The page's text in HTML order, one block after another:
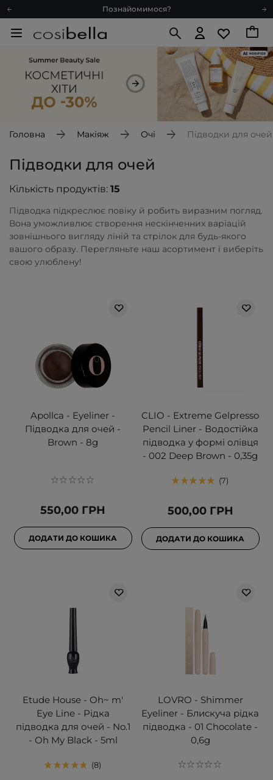
Доставка з любов'ю
Подарункові картки
Рекомендуй нас і отримуй ще більше балів
Запитай косметолога
Подарункові картки
Головна Макіяж Очі Підводки для очей
Підводки для очей
Кількість продуктів: 15
Підводка підкреслює повіку й робить виразним погляд.
Вона уможливлює створення нескінченних варіацій
зовнішнього вигляду ліній та стрілок для будь-якого
вашого образу. Перегляньте наш асортимент і виберіть
свою улюблену!
Apollca - Eyeliner -
Підводка для очей -
Brown - 8g
550,00 ГРН
ДОДАТИ ДО КОШИКА
CLIO - Extreme Gelpresso
Pencil Liner - Водостійка
підводка у формі олівця
- 002 Deep Brown - 0,35g
7
500,00 ГРН
ДОДАТИ ДО КОШИКА
Etude House - Oh~ m'
Eye Line - Рідка
підводка для очей - No.1
- Oh My Black - 5ml
8
LOVRO - Shimmer
Eyeliner - Блискуча рідка
підводка - 01 Chocolate -
0,6g